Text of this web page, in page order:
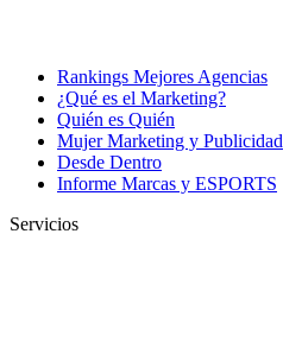
Rankings Mejores Agencias
¿Qué es el Marketing?
Quién es Quién
Mujer Marketing y Publicidad
Desde Dentro
Informe Marcas y ESPORTS
Servicios